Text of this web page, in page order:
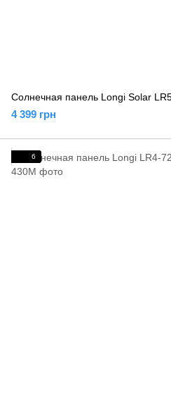
Солнечная панель Longi Solar
4 399 грн
6